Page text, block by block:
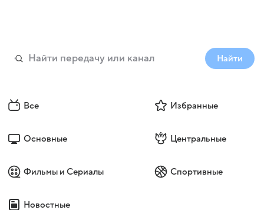
Найти
Все Избранные
Основные Центральные
Фильмы и Сериалы Спортивные
Новостные